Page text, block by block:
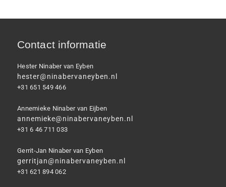
Contact informatie
Hester Ninaber van Eyben
hester@ninabervaneyben.nl
+31 651 549 466
Annemieke Ninaber van Eijben
annemieke@ninabervaneyben.nl
+31 6 46 711 033
Gerrit-Jan Ninaber van Eyben
gerritjan@ninabervaneyben.nl
+31 621 894 062